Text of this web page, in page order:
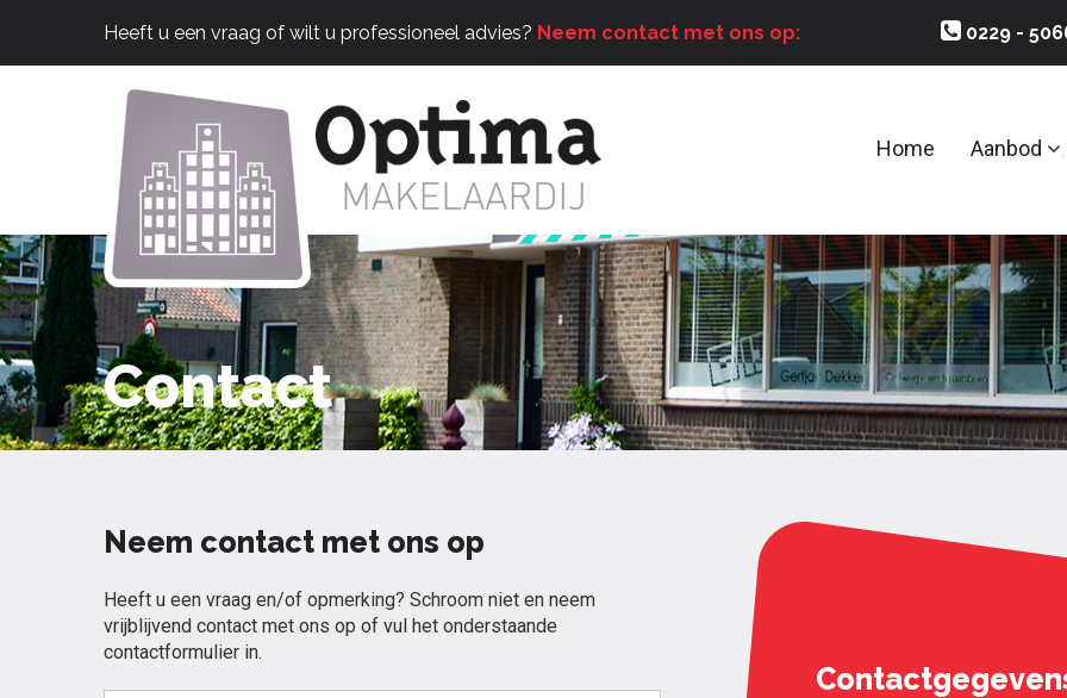
Heeft u een vraag of wilt u professioneel advies? Neem contact met ons op: 0229 -
Home Aanbod
Contact
Neem contact met ons op
Heeft u een vraag en/of opmerking? Schroom niet en neem
vrijblijvend contact met ons op of vul het onderstaande
contactformulier in.